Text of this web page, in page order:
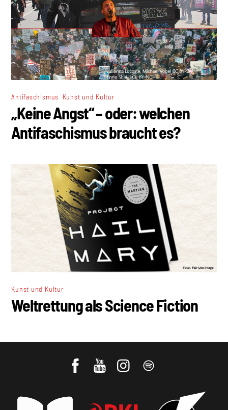
Antifaschismus Kunst und Kultur
„Keine Angst“ – oder: welchen
Antifaschismus braucht es?
Kunst und Kultur
Weltrettung als Science Fiction